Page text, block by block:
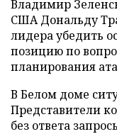
Владимир
США Дональду
лидера убедить
позицию по
планирования
В Белом доме
Представители
без ответа